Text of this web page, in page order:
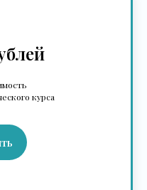
курса